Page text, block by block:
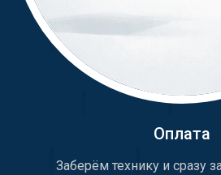
Оплата
Заберём технику и сразу